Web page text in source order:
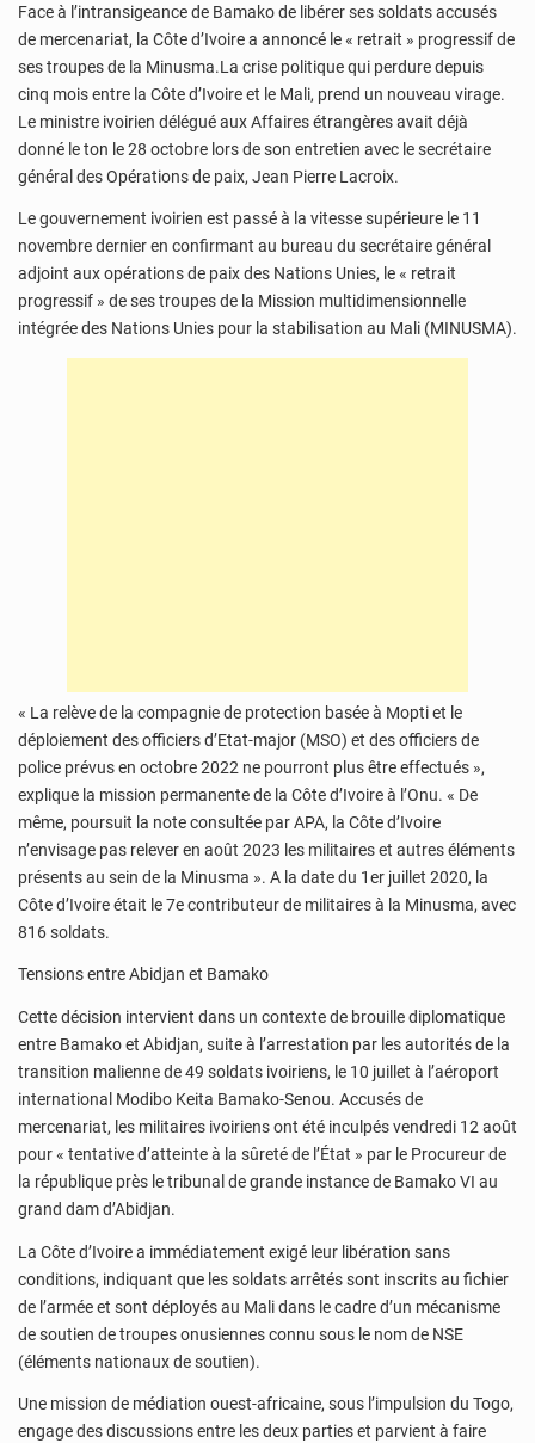
Face à l’intransigeance de Bamako de libérer ses soldats accusés
de mercenariat, la Côte d’Ivoire a annoncé le « retrait » progressif de
ses troupes de la Minusma.La crise politique qui perdure depuis
cinq mois entre la Côte d’Ivoire et le Mali, prend un nouveau virage.
Le ministre ivoirien délégué aux Affaires étrangères avait déjà
donné le ton le 28 octobre lors de son entretien avec le secrétaire
général des Opérations de paix, Jean Pierre Lacroix.
Le gouvernement ivoirien est passé à la vitesse supérieure le 11
novembre dernier en confirmant au bureau du secrétaire général
adjoint aux opérations de paix des Nations Unies, le « retrait
progressif » de ses troupes de la Mission multidimensionnelle
intégrée des Nations Unies pour la stabilisation au Mali (MINUSMA).
« La relève de la compagnie de protection basée à Mopti et le
déploiement des officiers d’Etat-major (MSO) et des officiers de
police prévus en octobre 2022 ne pourront plus être effectués »,
explique la mission permanente de la Côte d’Ivoire à l’Onu. « De
même, poursuit la note consultée par APA, la Côte d’Ivoire
n’envisage pas relever en août 2023 les militaires et autres éléments
présents au sein de la Minusma ». A la date du 1er juillet 2020, la
Côte d’Ivoire était le 7e contributeur de militaires à la Minusma, avec
816 soldats.
Tensions entre Abidjan et Bamako
Cette décision intervient dans un contexte de brouille diplomatique
entre Bamako et Abidjan, suite à l’arrestation par les autorités de la
transition malienne de 49 soldats ivoiriens, le 10 juillet à l’aéroport
international Modibo Keita Bamako-Senou. Accusés de
mercenariat, les militaires ivoiriens ont été inculpés vendredi 12 août
pour « tentative d’atteinte à la sûreté de l’État » par le Procureur de
la république près le tribunal de grande instance de Bamako VI au
grand dam d’Abidjan.
La Côte d’Ivoire a immédiatement exigé leur libération sans
conditions, indiquant que les soldats arrêtés sont inscrits au fichier
de l’armée et sont déployés au Mali dans le cadre d’un mécanisme
de soutien de troupes onusiennes connu sous le nom de NSE
(éléments nationaux de soutien).
Une mission de médiation ouest-africaine, sous l’impulsion du Togo,
engage des discussions entre les deux parties et parvient à faire